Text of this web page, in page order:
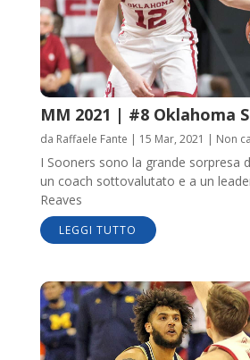
MM 2021 | #8 Oklahoma
da Raffaele Fante | 15 Mar, 2021 | Non
I Sooners sono la grande sorpresa
un coach sottovalutato e a un
Reaves
LEGGI TUTTO